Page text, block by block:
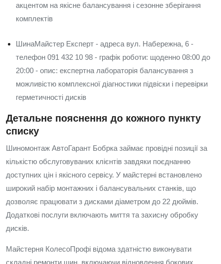
акцентом на якісне балансування і сезонне зберігання
комплектів
ШинаМайстер Експерт - адреса вул. Набережна, 6 -
телефон 091 432 10 98 - графік роботи: щоденно 08:00 до
20:00 - опис: експертна лабораторія балансування з
можливістю комплексної діагностики підвіски і перевірки
герметичності дисків
Детальне пояснення до кожного пункту
списку
Шиномонтаж АвтоГарант Бобрка займає провідні позиції за
кількістю обслуговуваних клієнтів завдяки поєднанню
доступних цін і якісного сервісу. У майстерні встановлено
широкий набір монтажних і балансувальних станків, що
дозволяє працювати з дисками діаметром до 22 дюймів.
Додаткові послуги включають миття та захисну обробку
дисків.
Майстерня КолесоПрофі відома здатністю виконувати
складні ремонти шин, включаючи відновлення бокових